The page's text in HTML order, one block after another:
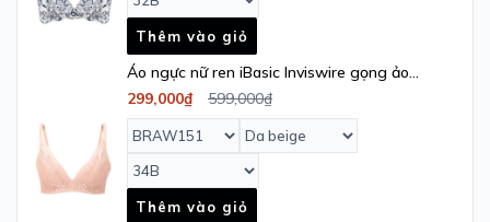
Thêm vào giỏ
Áo ngực nữ ren iBasic Inviswire gọng ảo
không gọng mút mỏng cup Tshirt -
BRAW151
299,000₫ 599,000₫
Thêm vào giỏ